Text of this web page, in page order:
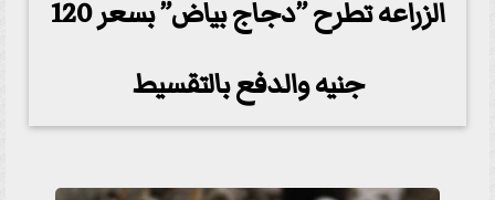
الزراعه تطرح ”دجاج بياض” بسعر 120
جنيه والدفع بالتقسيط